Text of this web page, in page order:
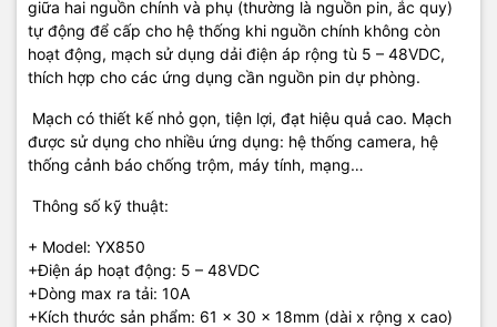
giữa hai nguồn chính và phụ (thường là nguồn pin, ắc quy)
tự động để cấp cho hệ thống khi nguồn chính không còn
hoạt động, mạch sử dụng dải điện áp rộng tù 5 – 48VDC,
thích hợp cho các ứng dụng cần nguồn pin dự phòng.
Mạch có thiết kế nhỏ gọn, tiện lợi, đạt hiệu quả cao. Mạch
được sử dụng cho nhiều ứng dụng: hệ thống camera, hệ
thống cảnh báo chống trộm, máy tính, mạng…
Thông số kỹ thuật:
+ Model: YX850
+Điện áp hoạt động: 5 – 48VDC
+Dòng max ra tải: 10A
+Kích thước sản phẩm: 61 x 30 x 18mm (dài x rộng x cao)